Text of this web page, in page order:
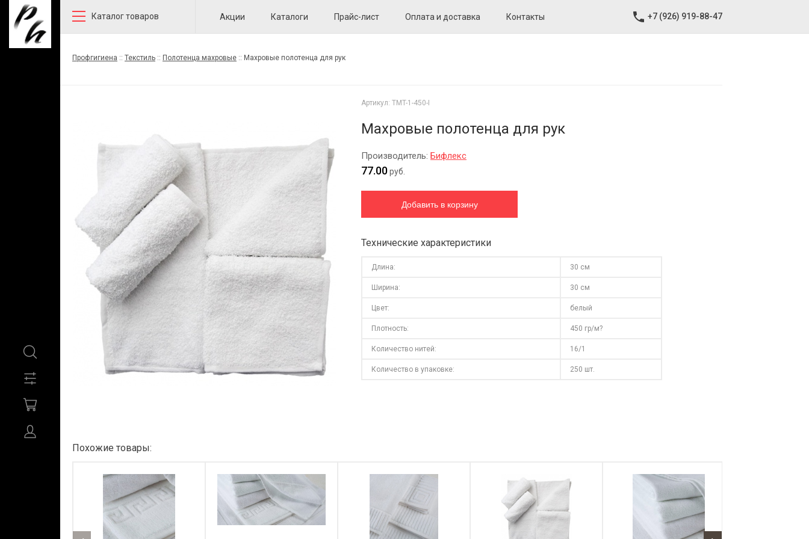
Каталог товаров Акции Каталоги Прайс-лист Оплата и доставка Контакты +7 (926) 919-88-47
Профгигиена :: Текстиль :: Полотенца махровые :: Махровые полотенца для рук
Артикул: TMT-1-450-I
Махровые полотенца для рук
Производитель: Бифлекс
77.00руб.
Технические характеристики
Длина: 30 см
Ширина: 30 см
Цвет: белый
Плотность: 450 гр/м?
Количество нитей: 16/1
Количество в упаковке: 250 шт.
Похожие товары: